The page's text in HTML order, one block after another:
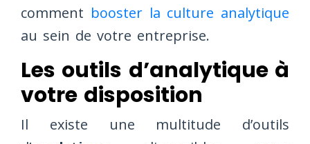
comment booster la culture analytique
au sein de votre entreprise.
Les outils d’analytique à
votre disposition
Il existe une multitude d’outils